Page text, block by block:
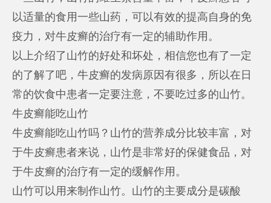
以适量的食用一些山药，可以有效的提高自身的免
疫力，对牛皮癣的治疗有一定的辅助作用。
以上介绍了山竹的好处和坏处，相信您也有了一定
的了解了吧，牛皮癣的发病原因有很多，所以在日
常的饮食中患者一定要注意，不要吃过多的山竹。
牛皮癣能吃山竹
牛皮癣能吃山竹吗？山竹的营养成分比较丰富，对
于牛皮癣患者来说，山竹是非常好的保健食品，对
于牛皮癣的治疗有一定的缓解作用。
山竹可以用来制作山竹。山竹的主要成分是碳酸